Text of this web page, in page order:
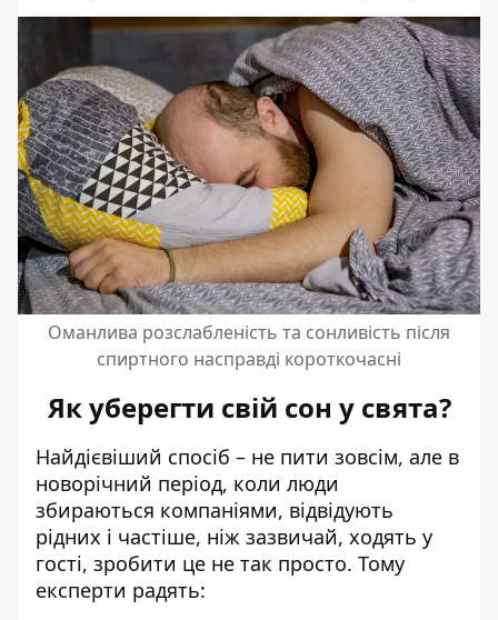
Оманлива розслабленість та сонливість після
спиртного насправді короткочасні
Як уберегти свій сон у свята?
Найдієвіший спосіб – не пити зовсім, але в
новорічний період, коли люди
збираються компаніями, відвідують
рідних і частіше, ніж зазвичай, ходять у
гості, зробити це не так просто. Тому
експерти радять: